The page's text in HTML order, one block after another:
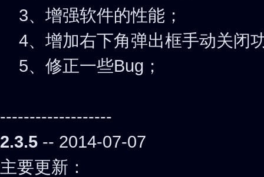
3、增强软件的性能；
4、增加右下角弹出框手动关闭
5、修正一些Bug；
-------------------
2.3.5 -- 2014-07-07
主要更新：